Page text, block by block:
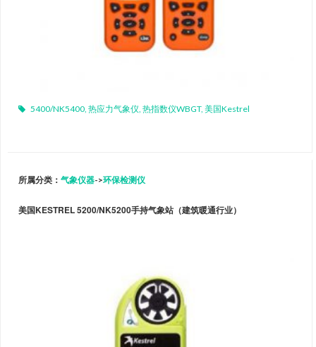
5400/NK5400 热应力气象仪 热指数仪WBGT, 美国Kestrel
所属分类： 气象仪器->环保检测仪
美国KESTREL 5200/NK5200手持气象站（建筑暖通行业）